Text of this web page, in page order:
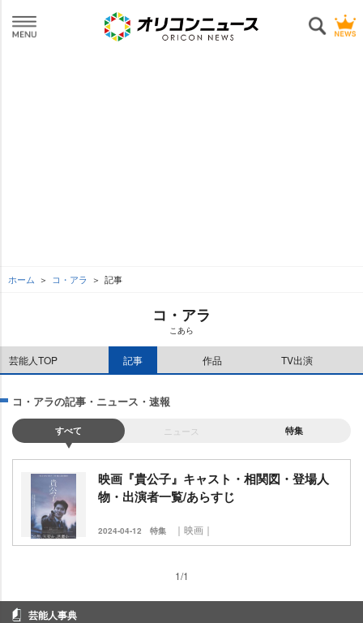
ホーム コ・アラ 記事
コ・アラ
こあら
芸能人TOP 記事 作品 TV出演
コ・アラの記事・ニュース・速報
すべて ニュース 特集
映画『貴公子』キャスト・相関図・登場人
物・出演者一覧/あらすじ
2024-04-12 特集 ｜映画｜
1/1
芸能人事典